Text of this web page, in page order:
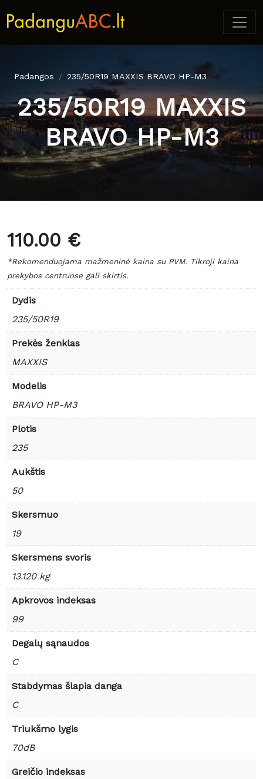
Padangos 235/50R19 MAXXIS BRAVO HP-M3
235/50R19 MAXXIS
BRAVO HP-M3
110.00 €
*Rekomenduojama mažmeninė kaina su PVM. Tikroji kaina
prekybos centruose gali skirtis.
Dydis
235/50R19
Prekės ženklas
MAXXIS
Modelis
BRAVO HP-M3
Plotis
235
Aukštis
50
Skersmuo
19
Skersmens svoris
13.120 kg
Apkrovos indeksas
99
Degalų sąnaudos
C
Stabdymas šlapia danga
C
Triukšmo lygis
70dB
Greičio indeksas